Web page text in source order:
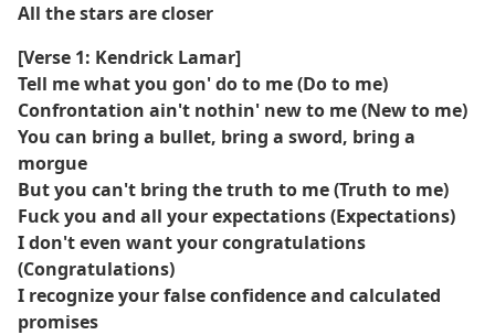
All the stars are closer
[Verse 1: Kendrick Lamar]
Tell me what you gon' do to me (Do to me)
Confrontation ain't nothin' new to me (New to me)
You can bring a bullet, bring a sword, bring a
morgue
But you can't bring the truth to me (Truth to me)
Fuck you and all your expectations (Expectations)
I don't even want your congratulations
(Congratulations)
I recognize your false confidence and calculated
promises